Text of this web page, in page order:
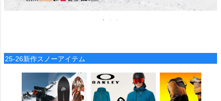
25-26新作スノーアイテム